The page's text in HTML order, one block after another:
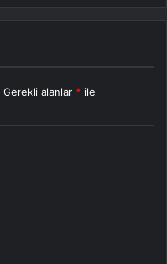
Gerekli alanlar * ile